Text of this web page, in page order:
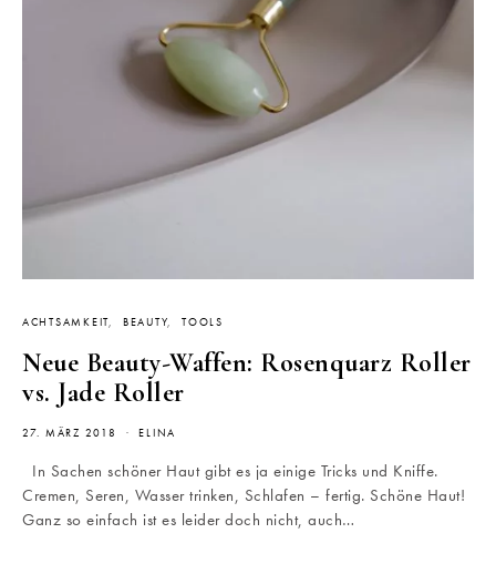
ACHTSAMKEIT BEAUTY TOOLS
Neue Beauty-Waffen: Rosenquarz Roller
vs. Jade Roller
27. MÄRZ 2018 ELINA
In Sachen schöner Haut gibt es ja einige Tricks und Kniffe.
Cremen, Seren, Wasser trinken, Schlafen – fertig. Schöne Haut!
Ganz so einfach ist es leider doch nicht, auch…